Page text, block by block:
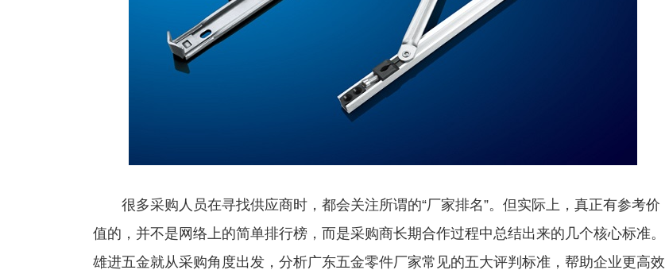
很多采购人员在寻找供应商时，都会关注所谓的“厂家排名”。但实际上，真正有参考价
值的，并不是网络上的简单排行榜，而是采购商长期合作过程中总结出来的几个核心标准。
雄进五金就从采购角度出发，分析广东五金零件厂家常见的五大评判标准，帮助企业更高效